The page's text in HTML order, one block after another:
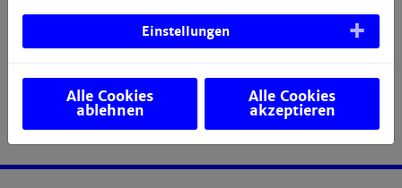
Anmelden
Einstellungen
Alle Cookies
ablehnen
Alle Cookies
akzeptieren